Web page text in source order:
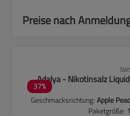
Preise nach
37%
Adalya - Nikotinsalz
Geschmacksrichtung:Apple
Paketgröße: